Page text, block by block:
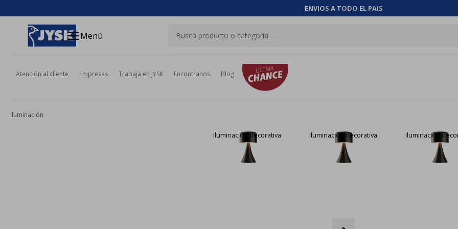
ENVIOS A TODO EL PAIS
menuMenú
Atención al cliente Empresas Trabaja en JYSK Encontranos Blog
Iluminación
Iluminación decorativa Iluminación decorativa Iluminación
close